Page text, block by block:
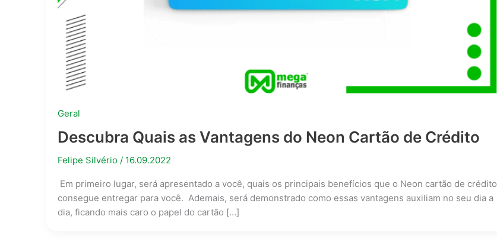
Geral
Descubra Quais as Vantagens do Neon Cartão de Crédito
Felipe Silvério / 16.09.2022
Em primeiro lugar, será apresentado a você, quais os principais benefícios que o Neon cartão de crédito
consegue entregar para você. Ademais, será demonstrado como essas vantagens auxiliam no seu dia a
dia, ficando mais caro o papel do cartão […]